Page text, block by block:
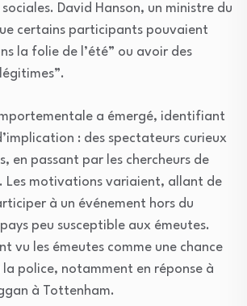
David Hanson, un ministre du
certains participants pouvaient
la folie de l’été” ou avoir des
a émergé, identifiant
: des spectateurs curieux
en passant par les chercheurs de
Les motivations variaient, allant de
à un événement hors du
peu susceptible aux émeutes.
vu les émeutes comme une chance
la police, notamment en réponse à
à Tottenham.